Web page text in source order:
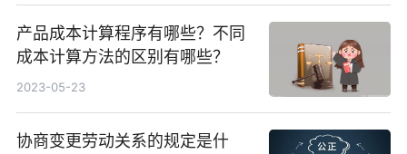
产品成本计算程序有哪些？不同
成本计算方法的区别有哪些？
2023-05-23
协商变更劳动关系的规定是什